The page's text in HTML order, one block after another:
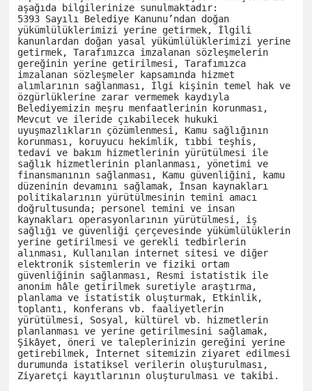
aşağıda bilgilerinize sunulmaktadır:
5393 Sayılı Belediye Kanunu’ndan doğan
yükümlülüklerimizi yerine getirmek, İlgili
kanunlardan doğan yasal yükümlülüklerimizi yerine
getirmek, Tarafımızca imzalanan sözleşmelerin
gereğinin yerine getirilmesi, Tarafımızca
imzalanan sözleşmeler kapsamında hizmet
alımlarının sağlanması, İlgi kişinin temel hak ve
özgürlüklerine zarar vermemek kaydıyla
Belediyemizin meşru menfaatlerinin korunması,
Mevcut ve ileride çıkabilecek hukuki
uyuşmazlıkların çözümlenmesi, Kamu sağlığının
korunması, koruyucu hekimlik, tıbbi teşhis,
tedavi ve bakım hizmetlerinin yürütülmesi ile
sağlık hizmetlerinin planlanması, yönetimi ve
finansmanının sağlanması, Kamu güvenliğini, kamu
düzeninin devamını sağlamak, İnsan kaynakları
politikalarının yürütülmesinin temini amacı
doğrultusunda; personel temini ve insan
kaynakları operasyonlarının yürütülmesi, iş
sağlığı ve güvenliği çerçevesinde yükümlülüklerin
yerine getirilmesi ve gerekli tedbirlerin
alınması, Kullanılan internet sitesi ve diğer
elektronik sistemlerin ve fiziki ortam
güvenliğinin sağlanması, Resmi istatistik ile
anonim hâle getirilmek suretiyle araştırma,
planlama ve istatistik oluşturmak, Etkinlik,
toplantı, konferans vb. faaliyetlerin
yürütülmesi, Sosyal, kültürel vb. hizmetlerin
planlanması ve yerine getirilmesini sağlamak,
Şikâyet, öneri ve taleplerinizin gereğini yerine
getirebilmek, İnternet sitemizin ziyaret edilmesi
durumunda istatiksel verilerin oluşturulması,
Ziyaretçi kayıtlarının oluşturulması ve takibi.